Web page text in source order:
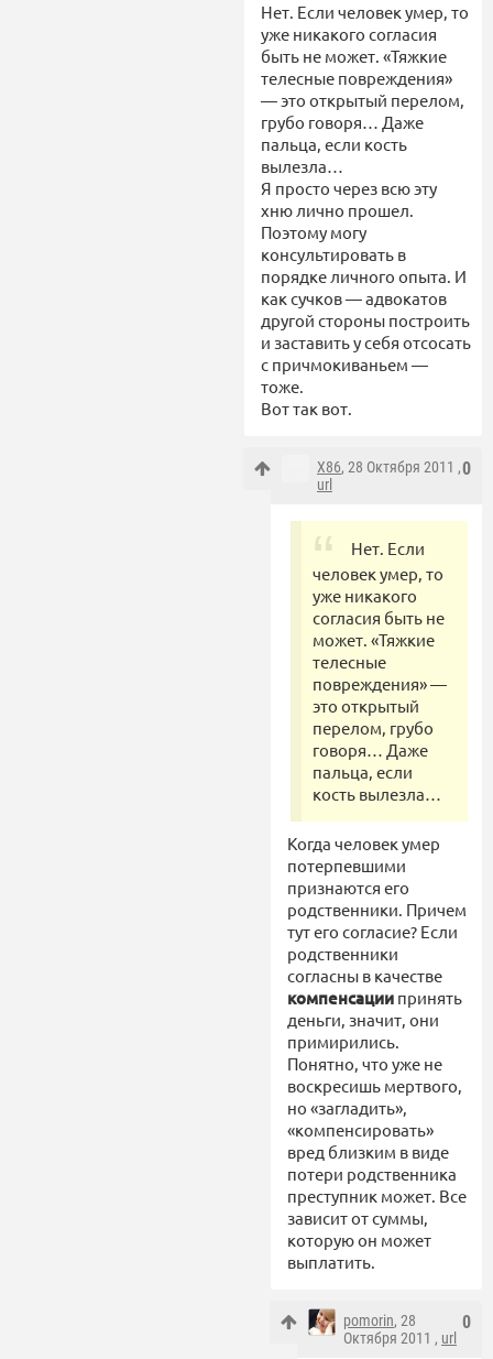
Нет. Если человек умер, то
уже никакого согласия
быть не может. «Тяжкие
телесные повреждения»
— это открытый перелом,
грубо говоря… Даже
пальца, если кость
вылезла…
Я просто через всю эту
хню лично прошел.
Поэтому могу
консультировать в
порядке личного опыта. И
как сучков — адвокатов
другой стороны построить
и заставить у себя отсосать
с причмокиваньем —
тоже.
Вот так вот.
0
X86, 28 Октября 2011 ,
url
Нет. Если
человек умер, то
уже никакого
согласия быть не
может. «Тяжкие
телесные
повреждения» —
это открытый
перелом, грубо
говоря… Даже
пальца, если
кость вылезла…
Когда человек умер
потерпевшими
признаются его
родственники. Причем
тут его согласие? Если
родственники
согласны в качестве
компенсации принять
деньги, значит, они
примирились.
Понятно, что уже не
воскресишь мертвого,
но «загладить»,
«компенсировать»
вред близким в виде
потери родственника
преступник может. Все
зависит от суммы,
которую он может
выплатить.
0
pomorin, 28
Октября 2011 , url